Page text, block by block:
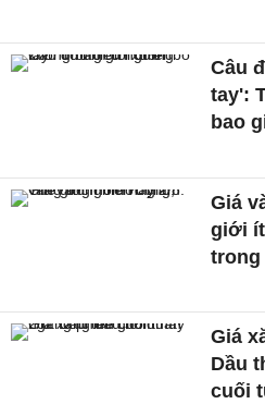
Câu
tay':
bao
Giá
giới
trong
Giá
Dầu
cuối